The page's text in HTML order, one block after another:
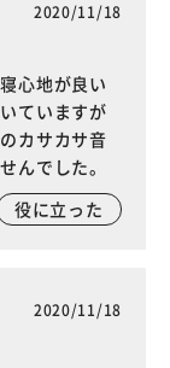
2020/11/18
心地が良い
ていますが
カサカサ音
んでした。
役に立った
2020/11/18